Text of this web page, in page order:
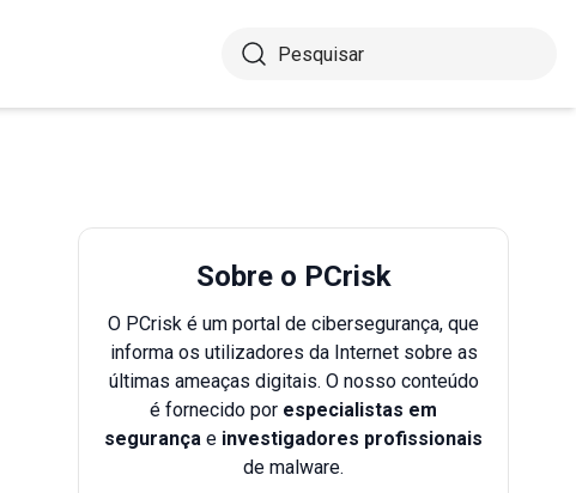
Sobre o PCrisk
O PCrisk é um portal de cibersegurança, que
informa os utilizadores da Internet sobre as
últimas ameaças digitais. O nosso conteúdo
é fornecido por especialistas em
segurança e investigadores profissionais
de malware.